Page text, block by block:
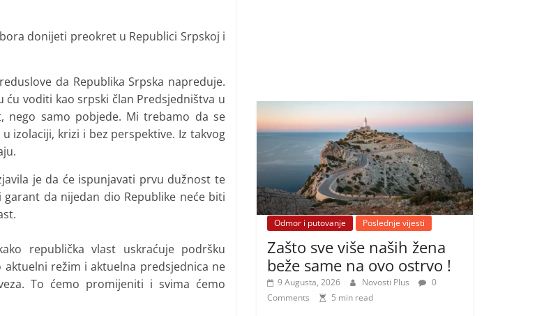
donijeti preokret u Republici Srpskoj i
da Republika Srpska napreduje.
voditi kao srpski član Predsjedništva u
nego samo pobjede. Mi trebamo da se
izolaciji, krizi i bez perspektive. Iz takvog
je da će ispunjavati prvu dužnost te
da nijedan dio Republike neće biti
republička vlast uskraćuje podršku
režim i aktuelna predsjednica ne
To ćemo promijeniti i svima ćemo
Odmor i putovanje Poslednje vijesti
Zašto sve više naših žena
beže same na ovo ostrvo !
9 Augusta, 2026 Novosti Plus
0
Comments
5 min read